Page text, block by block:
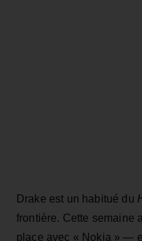
Drake est un habitué du
frontière. Cette semaine
place avec « Nokia » —